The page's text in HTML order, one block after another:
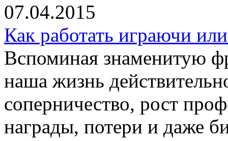
07.04.2015
Как работать играючи
Вспоминая знаменитую
наша жизнь
соперничество, рост
награды, потери и даже